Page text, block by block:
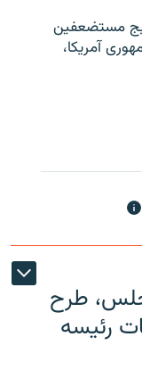
مستضعفین
آمریکا،
طرح
رئیسه